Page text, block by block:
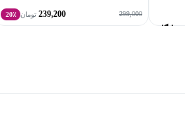
رایگان
299,000
239,200 تومان 20٪